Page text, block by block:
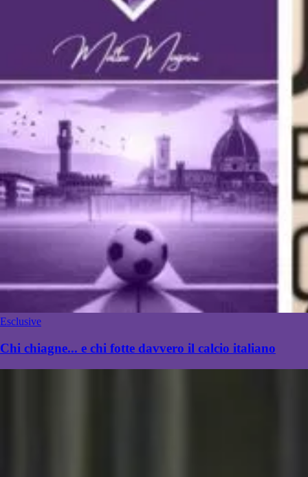
Esclusive
Chi chiagne... e chi fotte davvero il calcio italiano